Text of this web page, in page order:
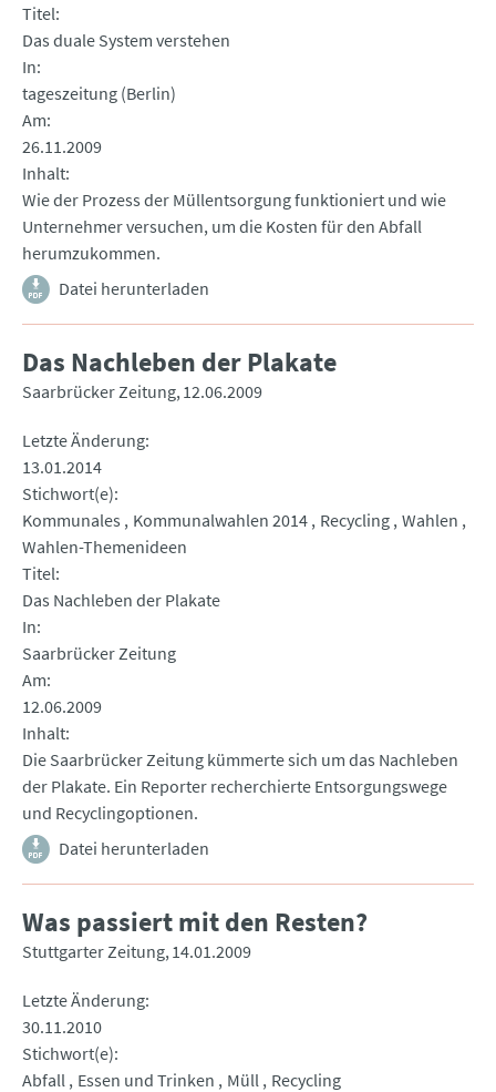
Titel
Das duale System verstehen
In
tageszeitung (Berlin)
Am
26.11.2009
Inhalt
Wie der Prozess der Müllentsorgung funktioniert und wie
Unternehmer versuchen, um die Kosten für den Abfall
herumzukommen.
Datei herunterladen
Das Nachleben der Plakate
Saarbrücker Zeitung 12.06.2009
Letzte Änderung
13.01.2014
Stichwort(e)
Kommunales
Kommunalwahlen 2014 Recycling Wahlen
Wahlen-Themenideen
Titel
Das Nachleben der Plakate
In
Saarbrücker Zeitung
Am
12.06.2009
Inhalt
Die Saarbrücker Zeitung kümmerte sich um das Nachleben
der Plakate. Ein Reporter recherchierte Entsorgungswege
und Recyclingoptionen.
Datei herunterladen
Was passiert mit den Resten?
Stuttgarter Zeitung 14.01.2009
Letzte Änderung
30.11.2010
Stichwort(e)
Abfall Essen und Trinken Müll Recycling